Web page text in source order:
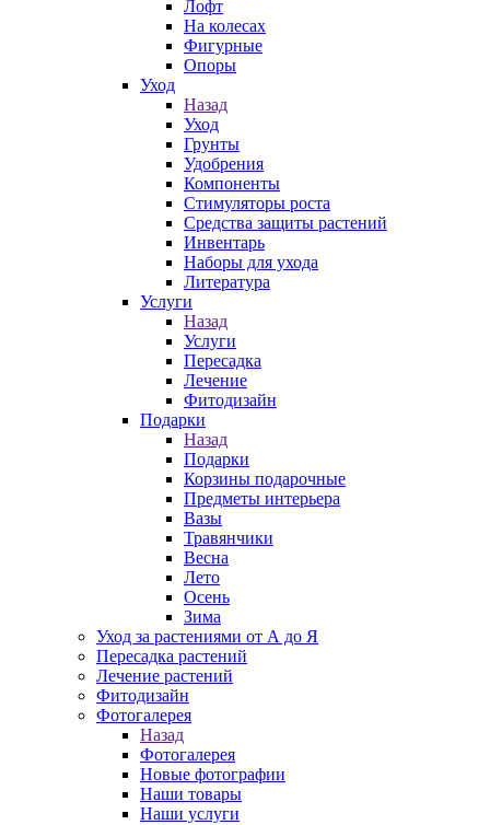
Лофт
На колесах
Фигурные
Опоры
Уход
Назад
Уход
Грунты
Удобрения
Компоненты
Стимуляторы роста
Средства защиты растений
Инвентарь
Наборы для ухода
Литература
Услуги
Назад
Услуги
Пересадка
Лечение
Фитодизайн
Подарки
Назад
Подарки
Корзины подарочные
Предметы интерьера
Вазы
Травянчики
Весна
Лето
Осень
Зима
Уход за растениями от А до Я
Пересадка растений
Лечение растений
Фитодизайн
Фотогалерея
Назад
Фотогалерея
Новые фотографии
Наши товары
Наши услуги